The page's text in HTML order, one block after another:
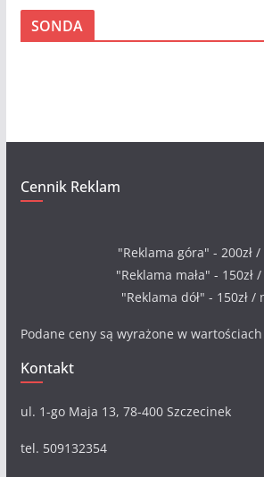
c
SONDA
Cennik Reklam
"Reklama góra" - 200zł /
"Reklama mała" - 150zł
"Reklama dół" - 150zł /
Podane ceny są wyrażone w
Kontakt
ul. 1-go Maja 13, 78-400 Szczecinek
tel. 509132354